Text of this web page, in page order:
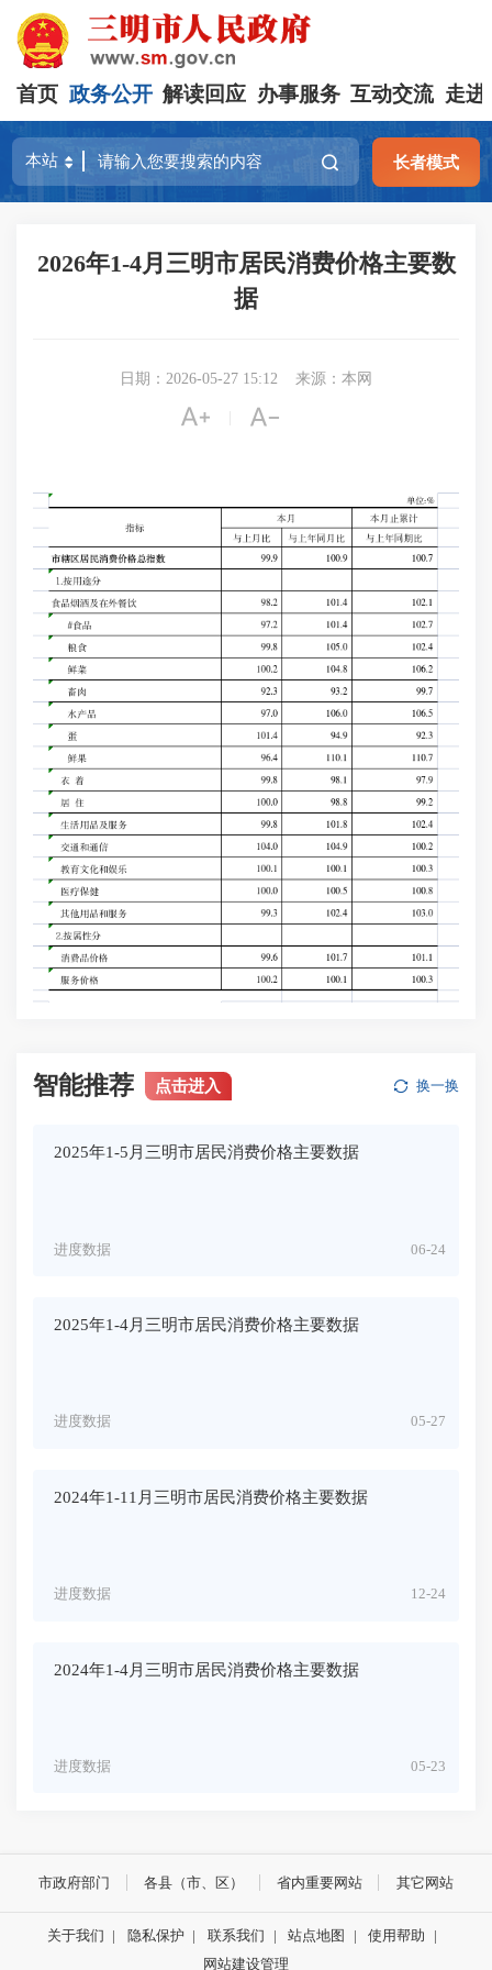
首页 政务公开 解读回应 办事服务 互动交流 走进
长者模式
2026年1-4月三明市居民消费价格主要数
据
日期：2026-05-27 15:12 来源：本网
 
智能推荐 点击进入 换一换
2025年1-5月三明市居民消费价格主要数据
06-24
进度数据
2025年1-4月三明市居民消费价格主要数据
05-27
进度数据
2024年1-11月三明市居民消费价格主要数据
12-24
进度数据
2024年1-4月三明市居民消费价格主要数据
05-23
进度数据
市政府部门 各县（市、区） 省内重要网站 其它网站
关于我们 | 隐私保护 | 联系我们 | 站点地图 | 使用帮助
|
网站建设管理